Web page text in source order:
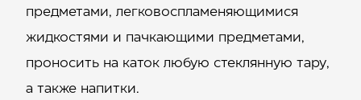
предметами, легковоспламеняющимися
жидкостями и пачкающими предметами,
проносить на каток любую стеклянную тару,
а также напитки.